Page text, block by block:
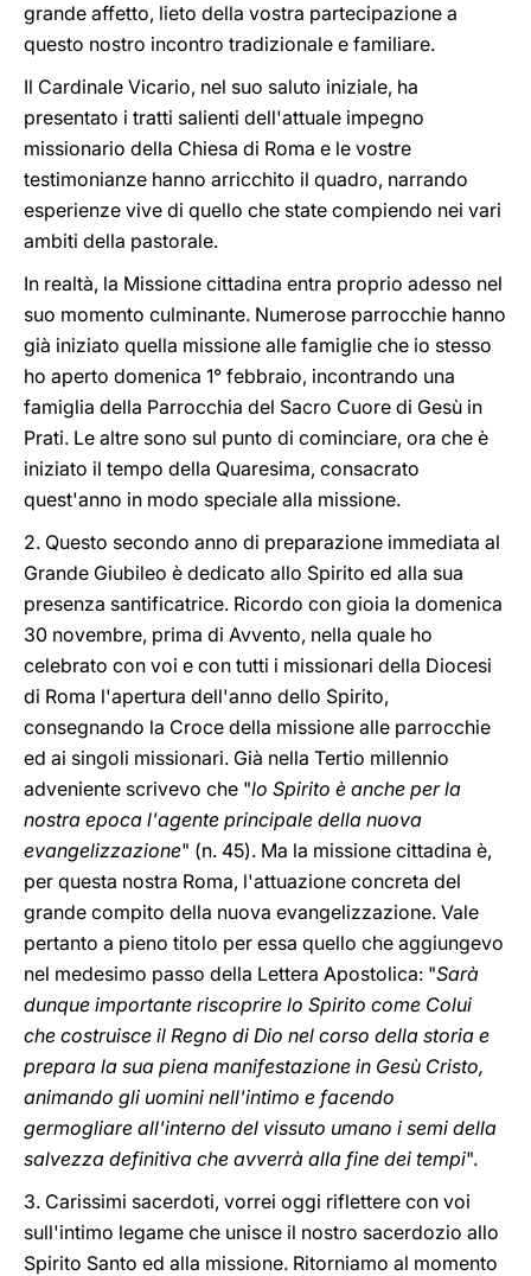
grande affetto, lieto della vostra partecipazione a
questo nostro incontro tradizionale e familiare.
Il Cardinale Vicario, nel suo saluto iniziale, ha
presentato i tratti salienti dell'attuale impegno
missionario della Chiesa di Roma e le vostre
testimonianze hanno arricchito il quadro, narrando
esperienze vive di quello che state compiendo nei vari
ambiti della pastorale.
In realtà, la Missione cittadina entra proprio adesso nel
suo momento culminante. Numerose parrocchie hanno
già iniziato quella missione alle famiglie che io stesso
ho aperto domenica 1° febbraio, incontrando una
famiglia della Parrocchia del Sacro Cuore di Gesù in
Prati. Le altre sono sul punto di cominciare, ora che è
iniziato il tempo della Quaresima, consacrato
quest'anno in modo speciale alla missione.
2. Questo secondo anno di preparazione immediata al
Grande Giubileo è dedicato allo Spirito ed alla sua
presenza santificatrice. Ricordo con gioia la domenica
30 novembre, prima di Avvento, nella quale ho
celebrato con voi e con tutti i missionari della Diocesi
di Roma l'apertura dell'anno dello Spirito,
consegnando la Croce della missione alle parrocchie
ed ai singoli missionari. Già nella Tertio millennio
adveniente scrivevo che "lo Spirito è anche per la
nostra epoca l'agente principale della nuova
evangelizzazione" (n. 45). Ma la missione cittadina è,
per questa nostra Roma, l'attuazione concreta del
grande compito della nuova evangelizzazione. Vale
pertanto a pieno titolo per essa quello che aggiungevo
nel medesimo passo della Lettera Apostolica: "Sarà
dunque importante riscoprire lo Spirito come Colui
che costruisce il Regno di Dio nel corso della storia e
prepara la sua piena manifestazione in Gesù Cristo,
animando gli uomini nell'intimo e facendo
germogliare all'interno del vissuto umano i semi della
salvezza definitiva che avverrà alla fine dei tempi".
3. Carissimi sacerdoti, vorrei oggi riflettere con voi
sull'intimo legame che unisce il nostro sacerdozio allo
Spirito Santo ed alla missione. Ritorniamo al momento